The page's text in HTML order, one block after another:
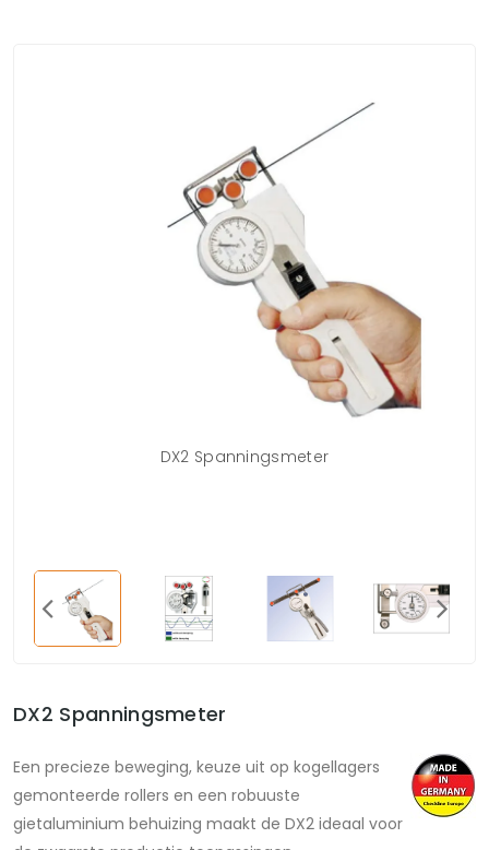
DX2 Spanningsmeter
DX2 Spanningsmeter
Een precieze beweging, keuze uit op kogellagers
gemonteerde rollers en een robuuste
gietaluminium behuizing maakt de DX2 ideaal voor